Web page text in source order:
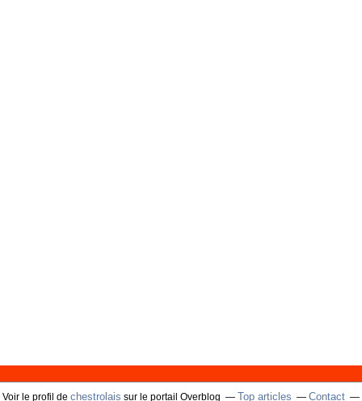
Voir le profil de chestrolais sur le portail Overblog Top articles Contact